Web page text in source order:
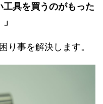
工具を買うのがもった
り事を解決します。